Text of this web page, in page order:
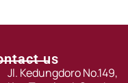
us
Jl. Kedungdoro No.149,